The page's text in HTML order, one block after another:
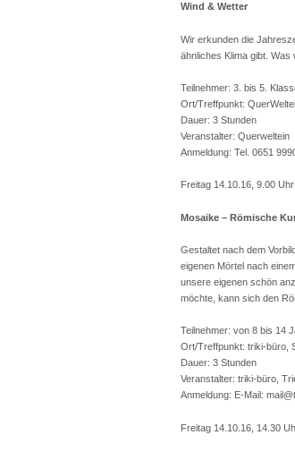
Wind & Wetter
Wir erkunden die
ähnliches Klima gibt. Was
Teilnehmer: 3. bis 5.
Ort/Treffpunkt:
Dauer: 3 Stunden
Veranstalter: Querweltein
Anmeldung: Tel. 0651
Freitag 14.10.16, 9.00 Uhr
Mosaike – Römische
Gestaltet nach dem
eigenen Mörtel nach
unsere eigenen schön
möchte, kann sich den
Teilnehmer: von 8 bis 14
Ort/Treffpunkt: triki-büro,
Dauer: 3 Stunden
Veranstalter: triki-büro,
Anmeldung: E-Mail:
Freitag 14.10.16, 14.30